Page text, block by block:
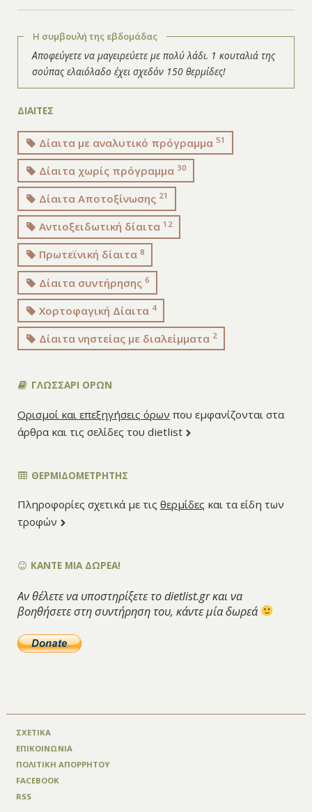
Η συμβουλή της εβδομάδας
Αποφεύγετε να μαγειρεύετε με πολύ λάδι. 1 κουταλιά της
σούπας ελαιόλαδο έχει σχεδόν 150 θερμίδες!
ΔΙΑΙΤΕΣ
Δίαιτα με αναλυτικό πρόγραμμα51
Δίαιτα χωρίς πρόγραμμα 30
Δίαιτα Αποτοξίνωσης 21
Αντιοξειδωτική δίαιτα 12
Πρωτεϊνική δίαιτα8
Δίαιτα συντήρησης6
Χορτοφαγική Δίαιτα 4
Δίαιτα νηστείας με διαλείμματα 2
ΓΛΩΣΣΑΡΙ ΟΡΩΝ
Ορισμοί και επεξηγήσεις όρων που εμφανίζονται στα
άρθρα και τις σελίδες του dietlist
ΘΕΡΜΙΔΟΜΕΤΡΗΤΗΣ
Πληροφορίες σχετικά με τις θερμίδες και τα είδη των
τροφών
ΚΑΝΤΕ ΜΙΑ ΔΩΡΕΑ!
Αν θέλετε να υποστηρίξετε το dietlist.gr και να
βοηθήσετε στη συντήρηση του, κάντε μία δωρεά
ΣΧΕΤΙΚΑ
ΕΠΙΚΟΙΝΩΝΙΑ
ΠΟΛΙΤΙΚΗ ΑΠΟΡΡΗΤΟΥ
FACEBOOK
RSS